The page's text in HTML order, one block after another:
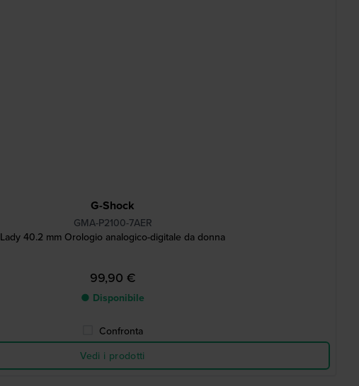
G-Shock
GMA-P2100-7AER
Lady 40.2 mm Orologio analogico-digitale da donna
99,90 €
● Disponibile
Confronta
Vedi i prodotti